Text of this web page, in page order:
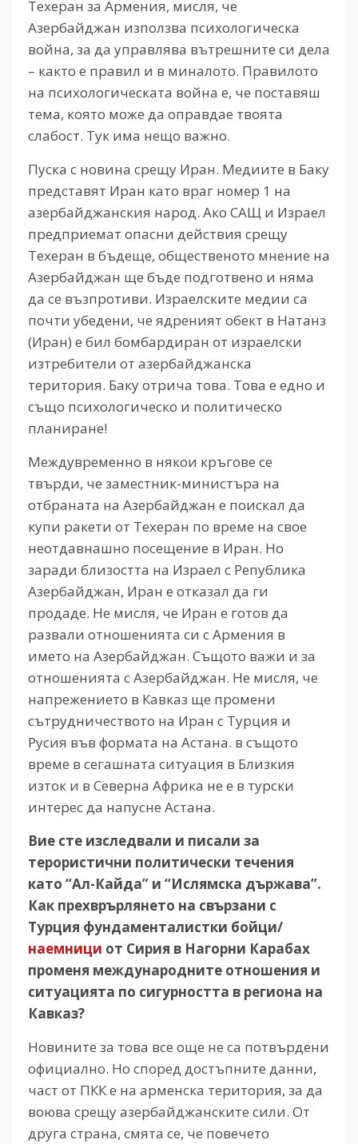
Техеран за Армения, мисля, че
Азербайджан използва психологическа
война, за да управлява вътрешните си дела
– както е правил и в миналото. Правилото
на психологическата война е, че поставяш
тема, която може да оправдае твоята
слабост. Тук има нещо важно.
Пуска с новина срещу Иран. Медиите в Баку
представят Иран като враг номер 1 на
азербайджанския народ. Ако САЩ и Израел
предприемат опасни действия срещу
Техеран в бъдеще, общественото мнение на
Азербайджан ще бъде подготвено и няма
да се възпротиви. Израелските медии са
почти убедени, че ядреният обект в Натанз
(Иран) е бил бомбардиран от израелски
изтребители от азербайджанска
територия. Баку отрича това. Това е едно и
също психологическо и политическо
планиране!
Междувременно в някои кръгове се
твърди, че заместник-министъра на
отбраната на Азербайджан е поискал да
купи ракети от Техеран по време на свое
неотдавнашно посещение в Иран. Но
заради близостта на Израел с Република
Азербайджан, Иран е отказал да ги
продаде. Не мисля, че Иран е готов да
развали отношенията си с Армения в
името на Азербайджан. Същото важи и за
отношенията с Азербайджан. Не мисля, че
напрежението в Кавказ ще промени
сътрудничеството на Иран с Турция и
Русия във формата на Астана. в същото
време в сегашната ситуация в Близкия
изток и в Северна Африка не е в турски
интерес да напусне Астана.
Вие сте изследвали и писали за
терористични политически течения
като “Ал-Кайда” и “Ислямска държава”.
Как прехврърлянето на свързани с
Турция фундаменталистки бойци/
наемници от Сирия в Нагорни Карабах
променя международните отношения и
ситуацията по сигурността в региона на
Кавказ?
Новините за това все още не са потвърдени
официално. Но според достъпните данни,
част от ПКК е на арменска територия, за да
воюва срещу азербайджанските сили. От
друга страна, смята се, че повечето